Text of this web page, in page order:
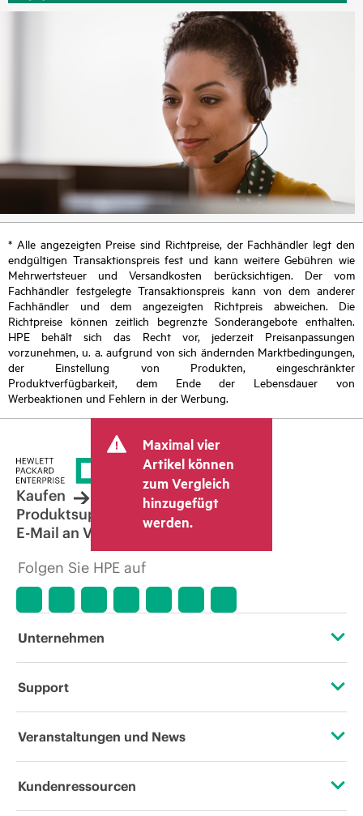
* Alle angezeigten Preise sind Richtpreise, der Fachhändler legt den
endgültigen Transaktionspreis fest und kann weitere Gebühren wie
Mehrwertsteuer und Versandkosten berücksichtigen. Der vom
Fachhändler festgelegte Transaktionspreis kann von dem anderer
Fachhändler und dem angezeigten Richtpreis abweichen. Die
Richtpreise können zeitlich begrenzte Sonderangebote enthalten.
HPE behält sich das Recht vor, jederzeit Preisanpassungen
vorzunehmen, u. a. aufgrund von sich ändernden Marktbedingungen,
der Einstellung von Produkten, eingeschränkter
Produktverfügbarkeit, dem Ende der Lebensdauer von
Werbeaktionen und Fehlern in der Werbung.
Maximal vier
Artikel können
zum Vergleich
hinzugefügt
werden.
Kaufen
Produktsupport
E-Mail an Vertrieb
Folgen Sie HPE auf
Unternehmen
Über HPE
Unternehmensverantwortung
Support
Operational Support Services
Veranstaltungen und News
Veranstaltungen
Kundenressourcen